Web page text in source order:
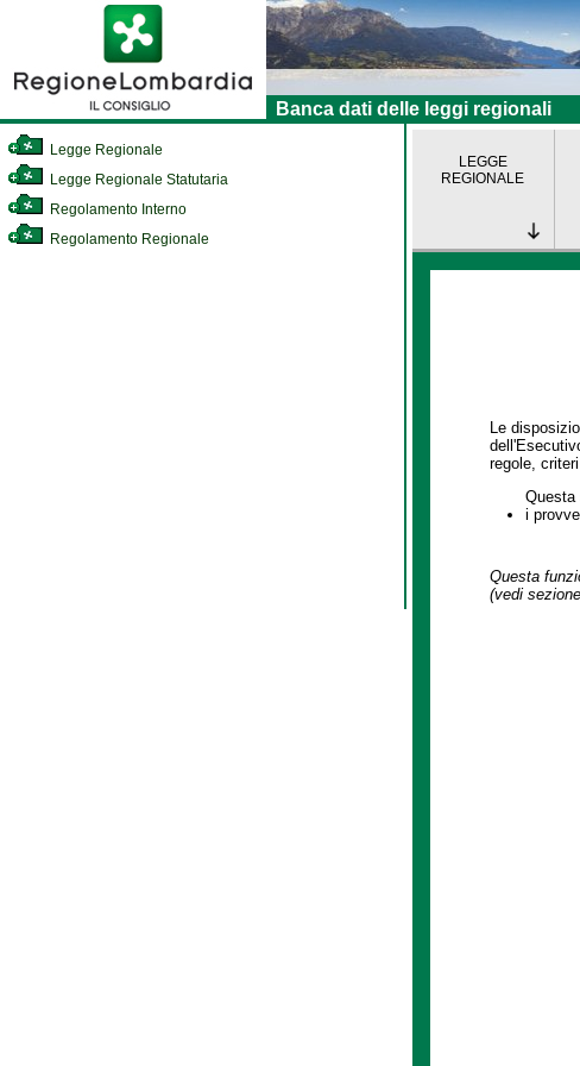
Banca dati delle leggi regionali
Legge Regionale
Legge Regionale Statutaria
Regolamento Interno
Regolamento Regionale
LEGGE
REGIONALE
Le
regole,
Questa
i
Questa
(vedi